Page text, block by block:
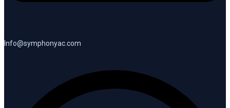
Info@symphonyac.com